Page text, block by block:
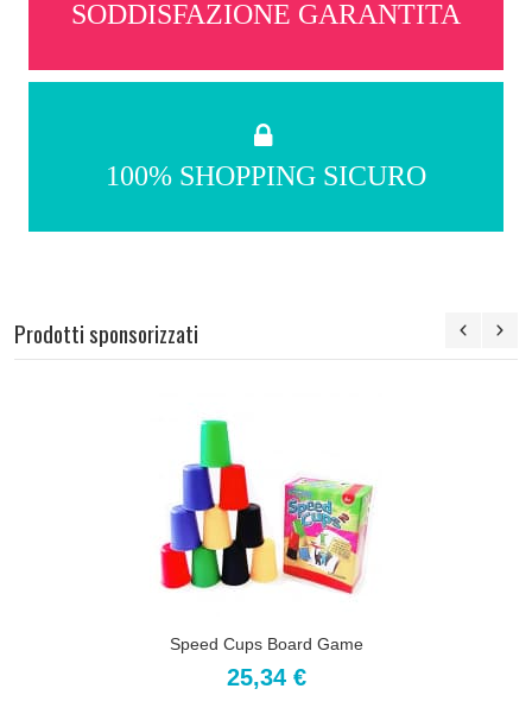
SODDISFAZIONE GARANTITA
100% SHOPPING SICURO
Prodotti sponsorizzati
Speed Cups Board Game
25,34 €